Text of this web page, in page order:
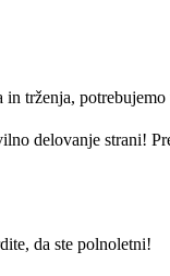
trženja,
delovanje strani!
da ste polnoletni!